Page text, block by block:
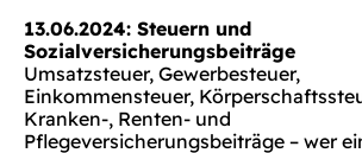
13.06.2024: Steuern und
Sozialversicherungsbeiträge
Umsatzsteuer, Gewerbesteuer,
Einkommensteuer,
Kranken-, Renten- und
Pflegeversicherungsbeiträge – wer